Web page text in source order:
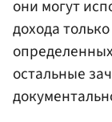
они могут
дохода
остальные